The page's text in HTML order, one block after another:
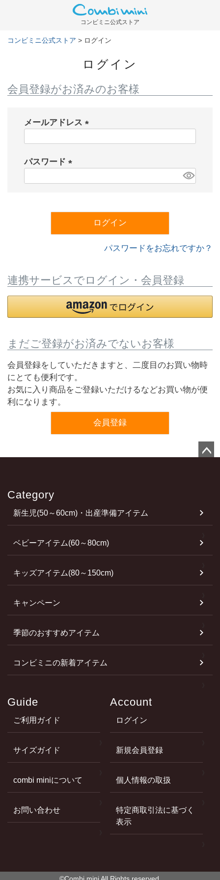
コンビミニ公式ストア
コンビミニ公式ストア ログイン
ログイン
会員登録がお済みのお客様
メールアドレス
パスワード
)
ログイン
パスワードをお忘れですか？
連携サービスでログイン・会員登録
まだご登録がお済みでないお客様
会員登録をしていただきますと、二度目のお買い物時
にとても便利です。
お気に入り商品をご登録いただけるなどお買い物が便
利になります。
会員登録
ッ
プ
へ
Category
新生児(50～60cm)・出産準備アイテム
ベビーアイテム(60～80cm)
キッズアイテム(80～150cm)
キャンペーン
季節のおすすめアイテム
コンビミニの新着アイテム
Guide
ご利用ガイド
サイズガイド
combi miniについて
お問い合わせ
Account
ログイン
新規会員登録
個人情報の取扱
特定商取引法に基づく
表示
©Combi mini All Rights reserved.